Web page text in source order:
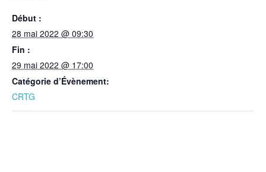
Début :
28 mai 2022 @ 09:30
Fin :
29 mai 2022 @ 17:00
Catégorie d’Évènement:
CRTG